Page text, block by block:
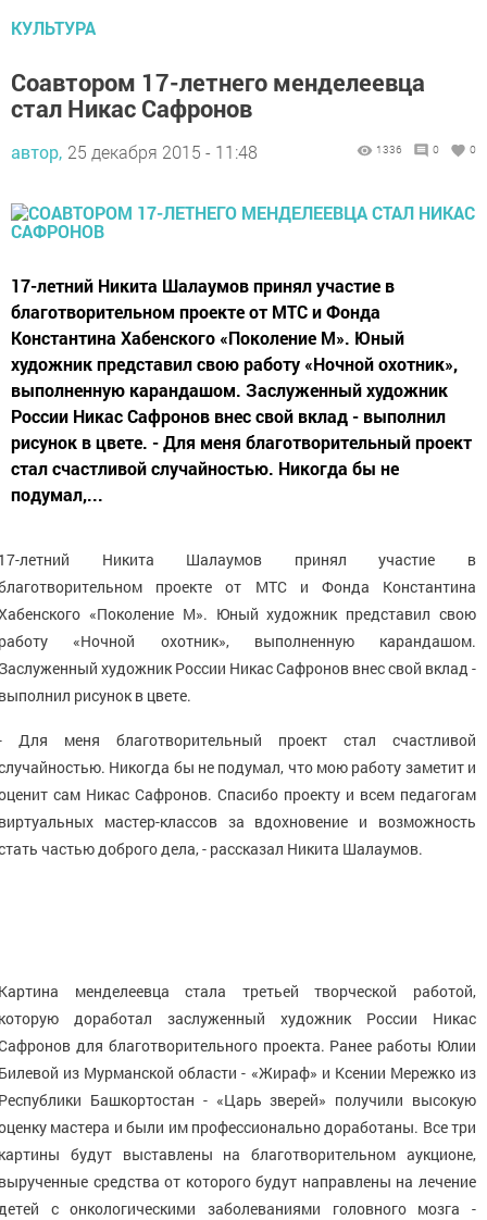
КУЛЬТУРА
Соавтором 17-летнего менделеевца
стал Никас Сафронов
автор, 25 декабря 2015 - 11:48 1336 0 0
17-летний Никита Шалаумов принял участие в
благотворительном проекте от МТС и Фонда
Константина Хабенского «Поколение М». Юный
художник представил свою работу «Ночной охотник»,
выполненную карандашом. Заслуженный художник
России Никас Сафронов внес свой вклад - выполнил
рисунок в цвете. - Для меня благотворительный проект
стал счастливой случайностью. Никогда бы не
подумал,...
летний Никита Шалаумов принял участие в
проекте от МТС и Фонда Константина
«Поколение М». Юный художник представил свою
«Ночной охотник», выполненную карандашом.
художник России Никас Сафронов внес свой вклад -
рисунок в цвете.
Для меня благотворительный проект стал счастливой
Никогда бы не подумал, что мою работу заметит и
сам Никас Сафронов. Спасибо проекту и всем педагогам
мастер-классов за вдохновение и возможность
частью доброго дела, - рассказал Никита Шалаумов.
менделеевца стала третьей творческой работой,
доработал заслуженный художник России Никас
для благотворительного проекта. Ранее работы Юлии
из Мурманской области - «Жираф» и Ксении Мережко из
Башкортостан - «Царь зверей» получили высокую
мастера и были им профессионально доработаны. Все три
будут выставлены на благотворительном аукционе,
средства от которого будут направлены на лечение
с онкологическими заболеваниями головного мозга -